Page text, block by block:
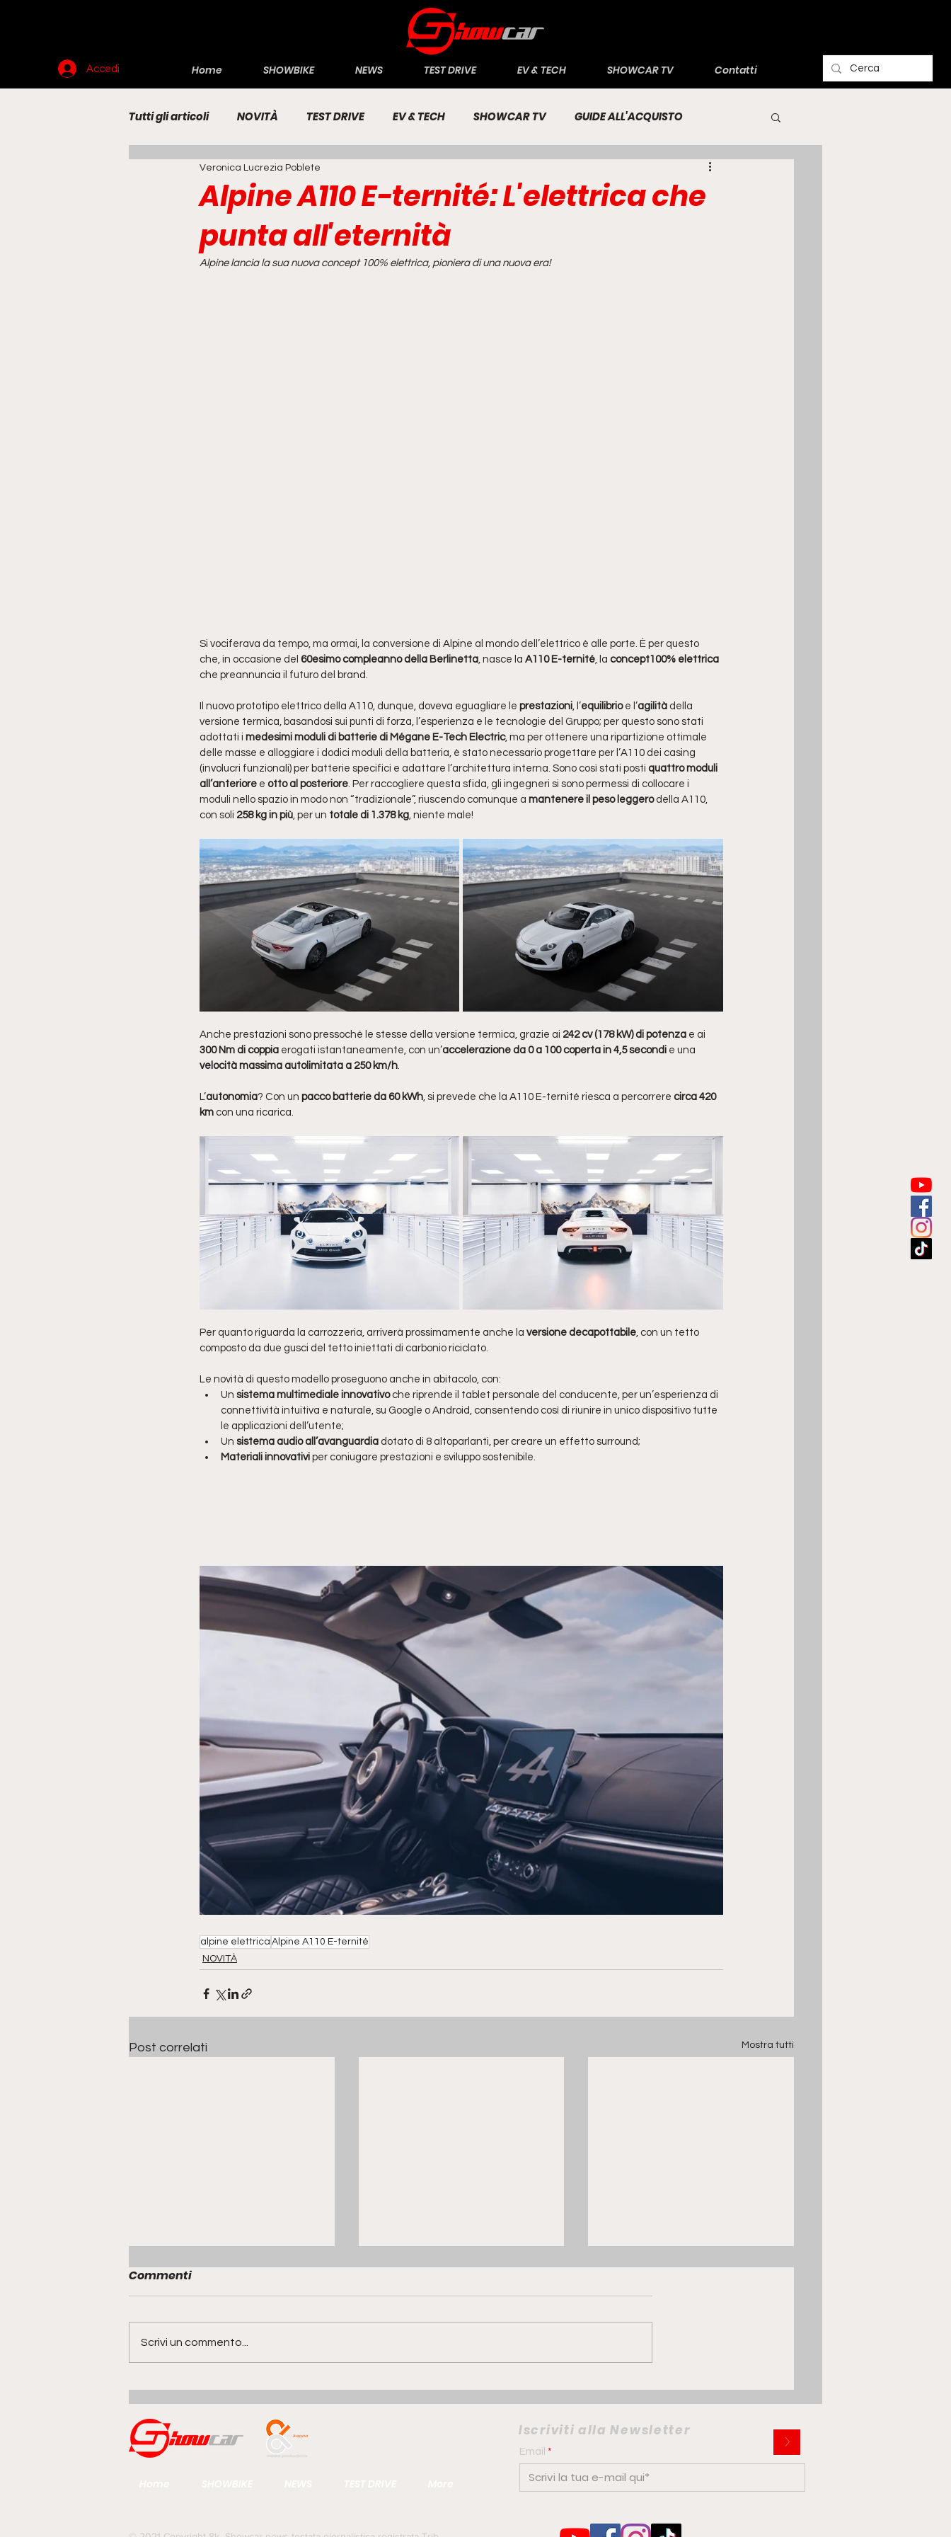
Accedi Home SHOWBIKE NEWS TEST DRIVE EV & TECH SHOWCAR TV Contatti
Tutti gli articoli NOVITÀ TEST DRIVE EV & TECH SHOWCAR TV GUIDE ALL'ACQUISTO
RENDERING MOTO ECONOMIA
Alpine A110 E-ternité: L'elettrica che
punta all'eternità
Veronica Lucrezia Poblete
Alpine lancia la sua nuova concept 100% elettrica, pioniera di una nuova era!
Si vociferava da tempo, ma ormai, la conversione di Alpine al mondo dell’elettrico è alle porte. È per questo
che, in occasione del 60esimo compleanno della Berlinetta , nasce la A110 E-ternité , la concept100% elettrica
che preannuncia il futuro del brand.
Il nuovo prototipo elettrico della A110, dunque, doveva eguagliare le prestazioni , l’equilibrio e l’agilità della
versione termica, basandosi sui punti di forza, l’esperienza e le tecnologie del Gruppo; per questo sono stati
adottati i medesimi moduli di batterie di Mégane E-Tech Electric, ma per ottenere una ripartizione ottimale
delle masse e alloggiare i dodici moduli della batteria, è stato necessario progettare per l’A110 dei casing
(involucri funzionali) per batterie specifici e adattare l’architettura interna. Sono così stati posti quattro moduli
all’anteriore e otto al posteriore . Per raccogliere questa sfida, gli ingegneri si sono permessi di collocare i
moduli nello spazio in modo non “tradizionale”, riuscendo comunque a mantenere il peso leggero della A110,
con soli 258 kg in più , per un totale di 1.378 kg , niente male!
Anche prestazioni sono pressoché le stesse della versione termica, grazie ai 242 cv (178 kW) di potenza e ai
300 Nm di coppia erogati istantaneamente, con un’accelerazione da 0 a 100 coperta in 4,5 secondi e una
velocità massima autolimitata a 250 km/h.
L’autonomia? Con un pacco batterie da 60 kWh, si prevede che la A110 E-ternité riesca a percorrere circa 420
km con una ricarica.
Per quanto riguarda la carrozzeria, arriverà prossimamente anche la versione decapottabile, con un tetto
composto da due gusci del tetto iniettati di carbonio riciclato.
Le novità di questo modello proseguono anche in abitacolo, con:
Un sistema multimediale innovativo che riprende il tablet personale del conducente, per un’esperienza di
connettività intuitiva e naturale, su Google o Android, consentendo così di riunire in unico dispositivo tutte
le applicazioni dell’utente;
Un sistema audio all’avanguardia dotato di 8 altoparlanti, per creare un effetto surround;
Materiali innovativi per coniugare prestazioni e sviluppo sostenibile.
alpine elettrica Alpine A110 E-ternité
NOVITÀ
Post correlati Mostra tutti
Range Rover GT | la quinta
anima della famiglia
guarda al futuro del gran
turismo
GWM ORA 5 Hybrid | la
compatta che punta su
FIAT Multiplina: la citycar
elettrica che potrebbe
cambiare la mobilità
Commenti
Scrivi un commento...
Iscriviti alla Newsletter
Email >